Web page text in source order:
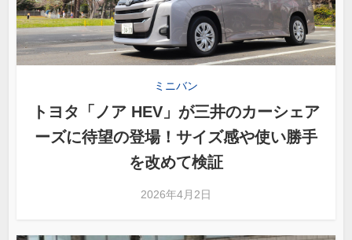
ミニバン
トヨタ「ノア HEV」が三井のカーシェア
ーズに待望の登場！サイズ感や使い勝手
を改めて検証
2026年4月2日